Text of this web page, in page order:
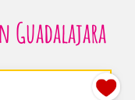
Guadalajara